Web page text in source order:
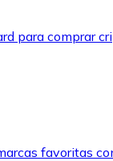
para comprar
favoritas